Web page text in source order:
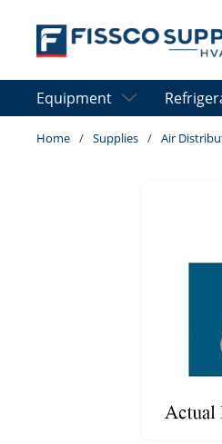
Skip to main content
Equipment
Home / Supplies / Air